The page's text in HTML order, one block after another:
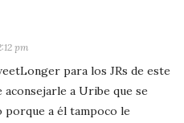
pm
para los JRs de este
aconsejarle a Uribe que se
porque a él tampoco le